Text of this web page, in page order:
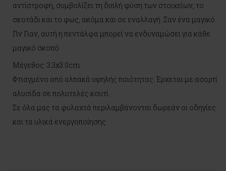
αντίστροφη, συμβολίζει τη διπλή φύση των στοιχείων, το
σκοτάδι και το φως, ακόμα και σε εναλλαγή. Σαν ένα μαγικό
Γιν Γιαν, αυτή η πεντάλφα μπορεί να ενδυναμώσει για κάθε
μαγικό σκοπό.
Μέγεθος: 3.3x3.0cm
Φτιαγμένο από αλπακά υψηλής ποιότητας. Έρχεται με ασορτί
αλυσίδα σε πολυτελές κουτί.
Σε όλα μας τα φυλαχτά περιλαμβάνονται δωρεάν οι οδηγίες
και τα υλικά ενεργοποίησης.